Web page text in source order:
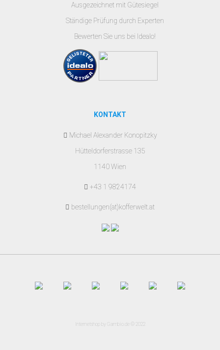
Ausgezeichnet mit Gütesiegel
Ständige Prüfung durch Experten
Bewerten Sie uns bei Idealo!
KONTAKT
Michael Alexander Konopitzky
Hütteldorferstrasse 135
1140 Wien
+43 1 9824174
bestellungen(at)kofferwelt.at
Internetshop by Gambio.de © 2022